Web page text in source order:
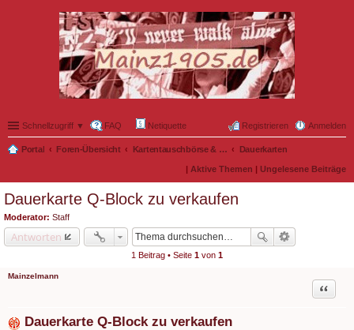
Schnellzugriff ▼ FAQ Netiquette Anmelden
Registrieren
Portal Foren-Übersicht Kartentauschbörse & Mitfahrgelegenheiten Dauerkarten
| Aktive Themen | Ungelesene Beiträge
Dauerkarte Q-Block zu verkaufen
Moderator: Staff
Antworten
1 Beitrag • Seite 1 von 1
Mainzelmann
Dauerkarte Q-Block zu verkaufen
Zitat